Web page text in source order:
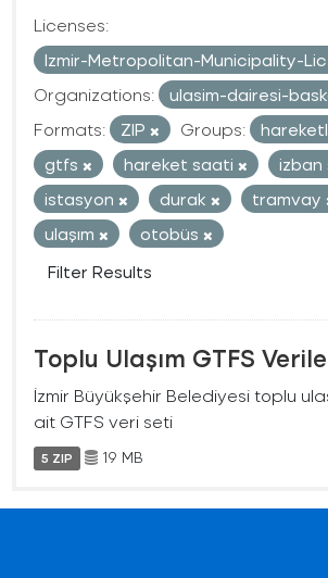
Licenses:
Izmir-Metropolitan-Municipality-
Organizations:
ulasim-dairesi-
Formats:
ZIP Groups:
gtfs
hareket saati izban
istasyon
durak tramvay
ulaşım
otobüs
Filter Results
Toplu Ulaşım GTFS
İzmir Büyükşehir Belediyesi toplu
ait GTFS veri seti
5 ZIP 19 MB